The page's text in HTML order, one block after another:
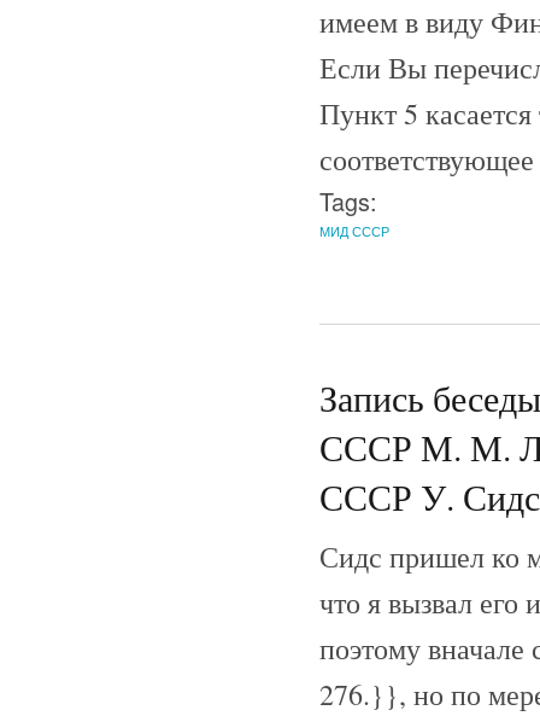
имеем в виду
Если Вы
Пункт 5
Tags:
МИД СССР
Запись
СССР М. М.
СССР У.
Сидс пришел ко
что я вызвал его
поэтому
276.}}, но по